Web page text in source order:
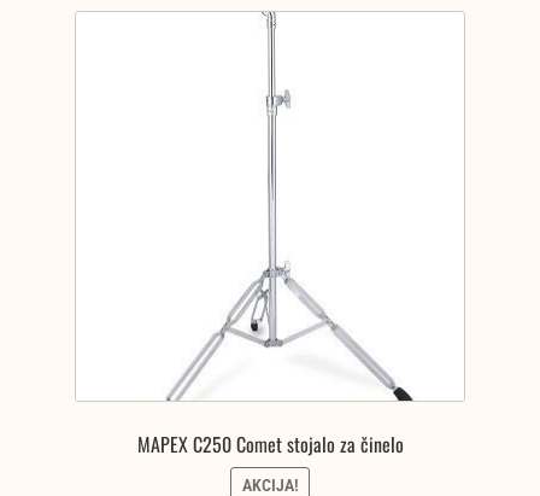
najvišje
MAPEX C250 Comet stojalo za činelo
AKCIJA!